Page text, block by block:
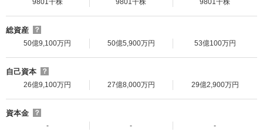
9801千株 9801千株 9801千株
総資産
？
50億9,100万円
50億5,900万円 53億100万円
自己資本
？
26億9,100万円
27億8,000万円 29億2,900万円
資本金
？
-
- -